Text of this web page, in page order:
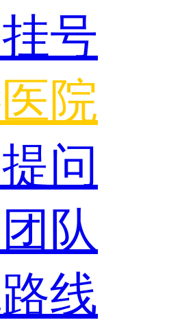
号
院
问
队
线